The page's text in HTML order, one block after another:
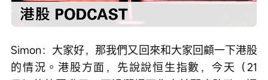
取
消 /
Loaded:
0%
Progress:
0%
放
Simon：大家好，那我們又回來和大家回顧一下港股
的情況。港股方面，先說說恒生指數，今天（21